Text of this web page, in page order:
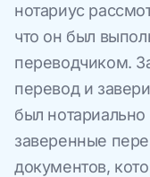
нотариус
что он был
переводчиком.
перевод и
был
заверенные
документов,